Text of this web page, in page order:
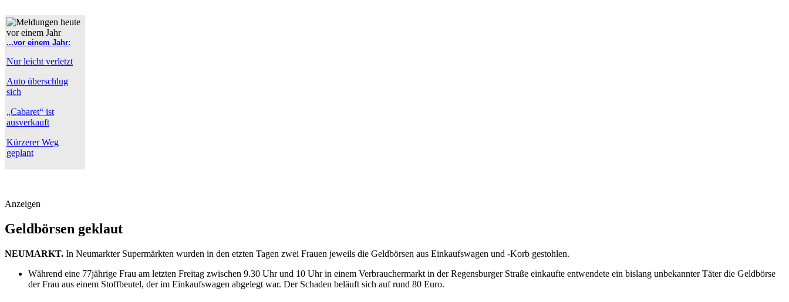
...vor einem Jahr:
Nur leicht verletzt
Auto überschlug
sich
„Cabaret“ ist
ausverkauft
Kürzerer Weg
geplant
Anzeigen
Geldbörsen geklaut
NEUMARKT. In Neumarkter Supermärkten wurden in den etzten Tagen zwei Frauen jeweils die Geldbörsen aus Einkaufswagen und -Korb gestohlen.
Während eine 77jährige Frau am letzten Freitag zwischen 9.30 Uhr und 10 Uhr in einem Verbrauchermarkt in der Regensburger Straße einkaufte entwendete ein bislang unbekannter Täter die Geldbörse
der Frau aus einem Stoffbeutel, der im Einkaufswagen abgelegt war. Der Schaden beläuft sich auf rund 80 Euro.